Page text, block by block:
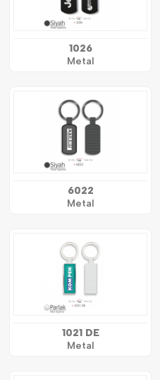
1026
Metal
6022
Metal
1021 DE
Metal